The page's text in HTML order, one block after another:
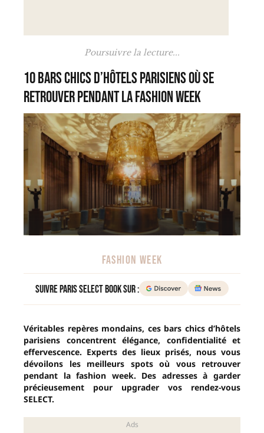
Poursuivre la lecture...
10 bars chics d’hôtels parisiens où se
retrouver pendant la Fashion Week
FASHION WEEK
Suivre Paris Select Book sur :
Véritables repères mondains, ces bars chics d’hôtels
parisiens concentrent élégance, confidentialité et
effervescence. Experts des lieux prisés, nous vous
dévoilons les meilleurs spots où vous retrouver
pendant la fashion week. Des adresses à garder
précieusement pour upgrader vos rendez-vous
SELECT.